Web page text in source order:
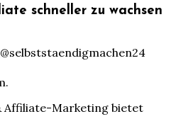
schneller zu wachsen
@selbststaendigmachen24
Affiliate-Marketing bietet